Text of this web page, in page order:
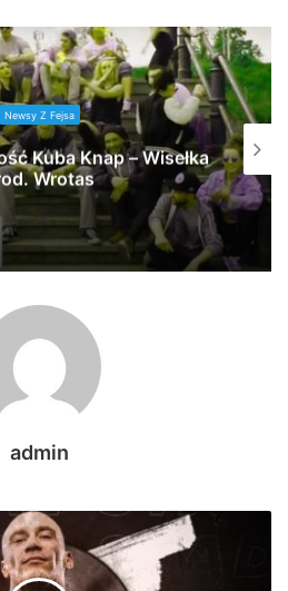
Newsy Z Fejsa
Kuba Knap – Wisełka
Wrotas
admin